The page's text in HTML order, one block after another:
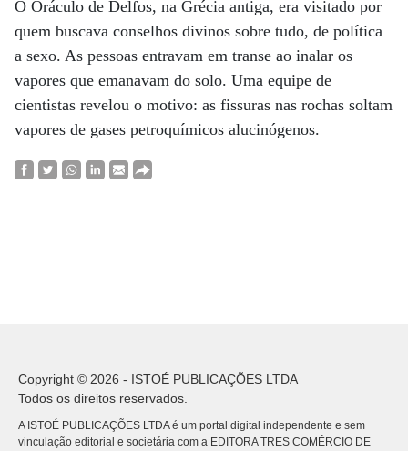
O Oráculo de Delfos, na Grécia antiga, era visitado por
quem buscava conselhos divinos sobre tudo, de política
a sexo. As pessoas entravam em transe ao inalar os
vapores que emanavam do solo. Uma equipe de
cientistas revelou o motivo: as fissuras nas rochas soltam
vapores de gases petroquímicos alucinógenos.
Copyright © 2026 - ISTOÉ PUBLICAÇÕES LTDA
Todos os direitos reservados.
A ISTOÉ PUBLICAÇÕES LTDA é um portal digital independente e sem
vinculação editorial e societária com a EDITORA TRES COMÉRCIO DE